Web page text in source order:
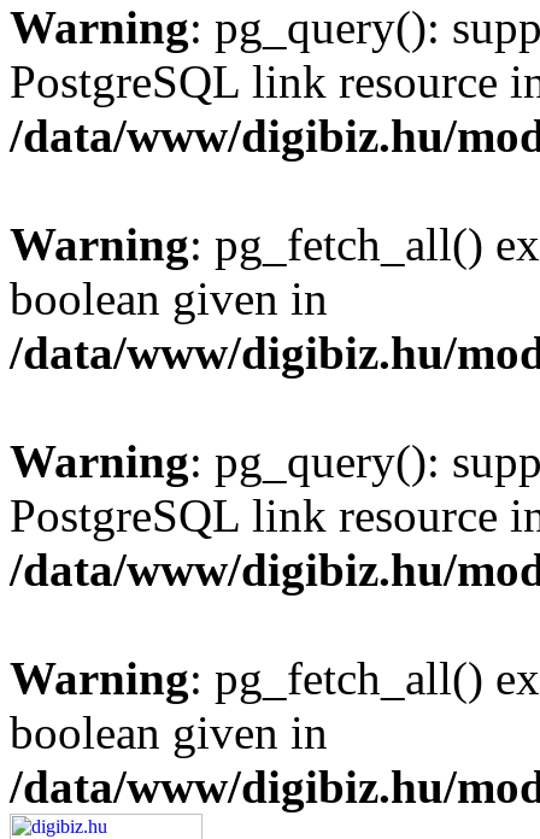
Warning: pg_query():
PostgreSQL link resource
/data/www/digibiz.hu/
Warning: pg_fetch_all()
boolean given in
/data/www/digibiz.hu/
Warning: pg_query():
PostgreSQL link resource
/data/www/digibiz.hu/
Warning: pg_fetch_all()
boolean given in
/data/www/digibiz.hu/